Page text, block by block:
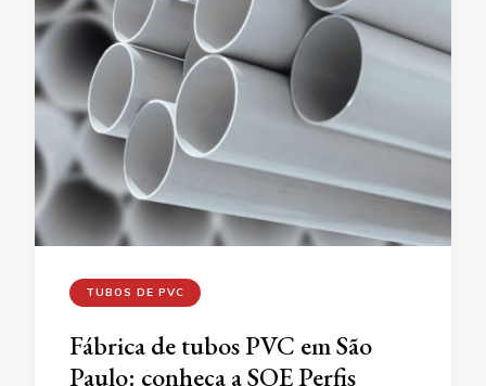
TUBOS DE PVC
Fábrica de tubos PVC em São
Paulo: conheça a SOE Perfis